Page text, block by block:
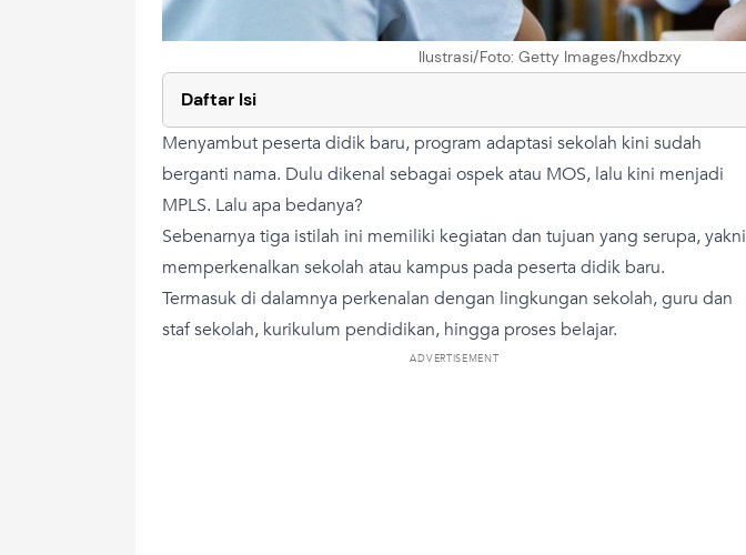
Ilustrasi/Foto: Getty Images/hxdbzxy
Daftar Isi
Menyambut peserta didik baru, program adaptasi sekolah kini sudah
berganti nama. Dulu dikenal sebagai ospek atau MOS, lalu kini menjadi
MPLS. Lalu apa bedanya?
Sebenarnya tiga istilah ini memiliki kegiatan dan tujuan yang serupa, yakni
memperkenalkan sekolah atau kampus pada peserta didik baru.
Termasuk di dalamnya perkenalan dengan lingkungan sekolah, guru dan
staf sekolah, kurikulum pendidikan, hingga proses belajar.
ADVERTISEMENT